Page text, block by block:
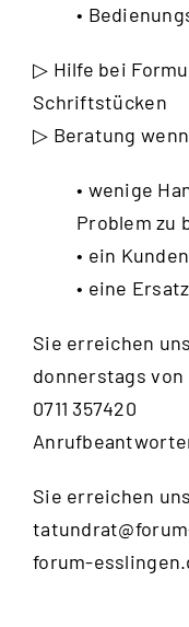
•
▷ Hilfe bei
Schriftstücken
▷ Beratung
• wenige
Problem zu
• ein
• eine
Sie erreichen
donnerstags von
0711 357420
Sie erreichen
forum-